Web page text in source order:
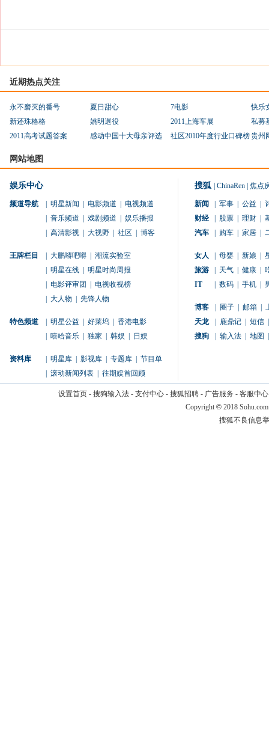
近期热点关注
永不磨灭的番号 夏日甜心 7电影
快乐
新还珠格格
姚明退役 2011上海车展
私募
2011高考试题答案
感动中国十大母亲评选 社区2010年度行业口碑榜贵州
网站地图
娱乐中心
频道导航 明星新闻 电影频道
电视频道
音乐频道 戏剧频道
娱乐播报
高清影视 大视野 社区 博客
王牌栏目 大鹏嘚吧嘚
潮流实验室
明星在线
明星时尚周报
电影评审团
电视收视榜
大人物 先锋人物
特色频道 明星公益 好莱坞
香港电影
嘻哈音乐 独家 韩娱 日娱
资料库 明星库 影视库 专题库
节目单
滚动新闻列表 往期娱首回顾
搜狐 ChinaRen 焦点
新闻 军事 公益
财经
股票 理财
汽车
购车 家居
女人 母婴 新娘
旅游
天气 健康
IT
数码 手机
博客 圈子 邮箱
天龙
鹿鼎记 短信
搜狗
输入法 地图
设置首页- 搜狗输入法- 支付中心- 搜狐招聘- 广告服务 - 客服中心
Copyright © 2018
搜狐不良信息